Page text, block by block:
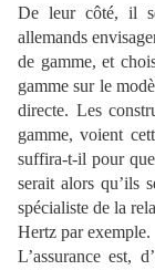
De leur côté, il
allemands
de gamme, et
gamme sur le
directe. Les
gamme, voient
suffira-t-il pour
serait alors qu’ils
spécialiste de la
Hertz par exemple.
L’assurance est,